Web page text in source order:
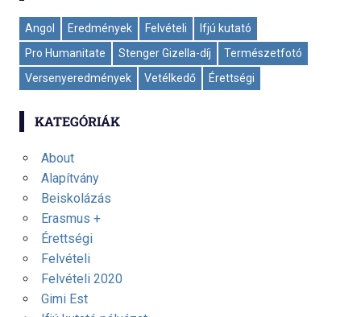
Angol Eredmények Felvételi
Ifjú kutató
Pro Humanitate
Stenger Gizella-díj
Természetfotó
Versenyeredmények
Vetélkedő Érettségi
KATEGÓRIÁK
About
Alapítvány
Beiskolázás
Erasmus +
Érettségi
Felvételi
Felvételi 2020
Gimi Est